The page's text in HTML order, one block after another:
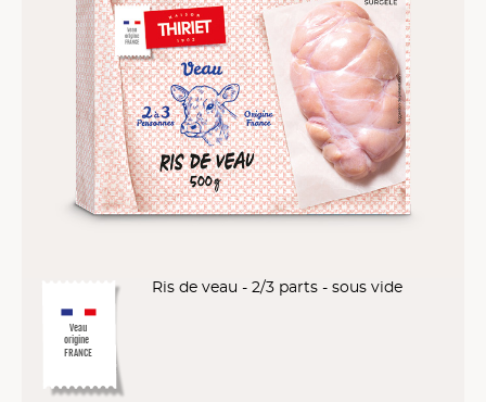
Veau
origine
FRANCE
Ris de veau - 2/3 parts - sous vide